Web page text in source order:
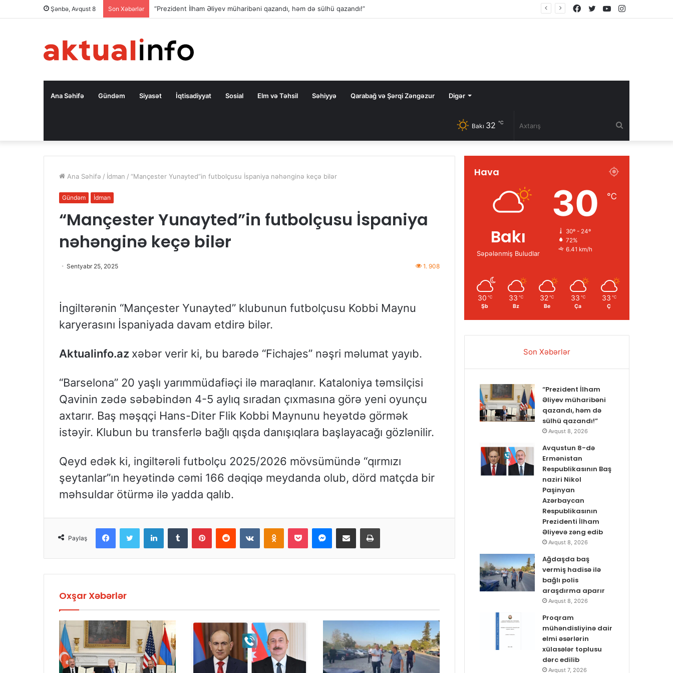
Şənbə, Avqust 8 Son Xəbərlər YouTube
Twitter
Facebook
Ana Səhifə Gündəm Siyasət İqtisadiyyat Sosial Elm və Təhsil Səhiyyə Qarabağ və Şərqi Zəngəzur Digər
Bakı 32 ℃
Ana Səhifə / İdman / “Mançester Yunayted”in futbolçusu İspaniya nəhənginə keçə bilər
Gündəm İdman
“Mançester Yunayted”in futbolçusu İspaniya
nəhənginə keçə bilər
Sentyabr 25, 2025 1. 908
İngiltərənin “Mançester Yunayted” klubunun futbolçusu Kobbi Maynu
karyerasını İspaniyada davam etdirə bilər.
Aktualinfo.az xəbər verir ki, bu barədə “Fichajes” nəşri məlumat yayıb.
“Barselona” 20 yaşlı yarımmüdafiəçi ilə maraqlanır. Kataloniya təmsilçisi
Qavinin zədə səbəbindən 4-5 aylıq sıradan çıxmasına görə yeni oyunçu
axtarır. Baş məşqçi Hans-Diter Flik Kobbi Maynunu heyətdə görmək
istəyir. Klubun bu transferlə bağlı qışda danışıqlara başlayacağı gözlənilir.
Qeyd edək ki, ingiltərəli futbolçu 2025/2026 mövsümündə “qırmızı
şeytanlar”ın heyətində cəmi 166 dəqiqə meydanda olub, dörd matçda bir
məhsuldar ötürmə ilə yadda qalıb.
Paylaş
Oxşar Xəbərlər
Hava
Bakı
Səpələnmiş Buludlar
30 ℃
30º - 24º
72%
6.41 km/h
30 ℃
Şb
33 ℃
Bz
32 ℃
Be
33 ℃
Ça
33 ℃
Ç
Son Xəbərlər
“Prezident İlham
Əliyev müharibəni
qazandı, həm də
sülhü qazandı!”
Avqust 8, 2026
Avqustun 8-də
Ermənistan
Respublikasının Baş
naziri Nikol
Paşinyan
Azərbaycan
Respublikasının
Prezidenti İlham
Əliyevə zəng edib
Avqust 8, 2026
Ağdaşda baş
vermiş hadisə ilə
bağlı polis
araşdırma aparır
Avqust 8, 2026
Proqram
mühəndisliyinə dair
elmi əsərlərin
xülasələr toplusu
dərc edilib
Avqust 7, 2026